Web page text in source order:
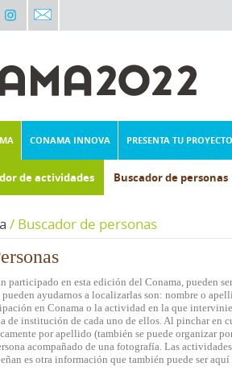
CONAMA INNOVA PRESENTA TU PROYECTO
de actividades Buscador de personas
/ Buscador de personas
participado en esta edición del Conama, pueden
ayudarnos a localizarlas son: nombre o
en Conama o la actividad en la que
de institución de cada uno de ellos. Al pinchar en
por apellido (también se puede organizar
acompañado de una fotografía. Las
es otra información que también puede ser